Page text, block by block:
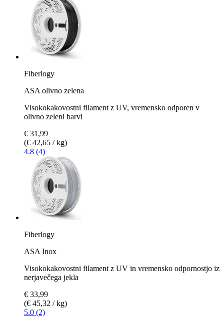
Fiberlogy
ASA olivno zelena
Visokokakovostni filament z UV, vremensko odporen v
olivno zeleni barvi
€ 31,99
(€ 42,65 / kg)
4.8 (4)
Fiberlogy
ASA Inox
Visokokakovostni filament z UV in vremensko odpornostjo iz
nerjavečega jekla
€ 33,99
(€ 45,32 / kg)
5.0 (2)